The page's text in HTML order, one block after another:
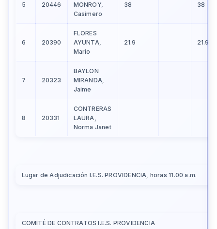
5 20446
MONROY,
Casimero
38 38
6 20390
FLORES
AYUNTA,
Mario
21.9 21.9
7 20323
BAYLON
MIRANDA,
Jaime
8 20331
CONTRERAS
LAURA,
Norma Janet
Lugar de Adjudicación I.E.S. PROVIDENCIA, horas 11.00 a.m.
COMITÉ DE CONTRATOS I.E.S. PROVIDENCIA